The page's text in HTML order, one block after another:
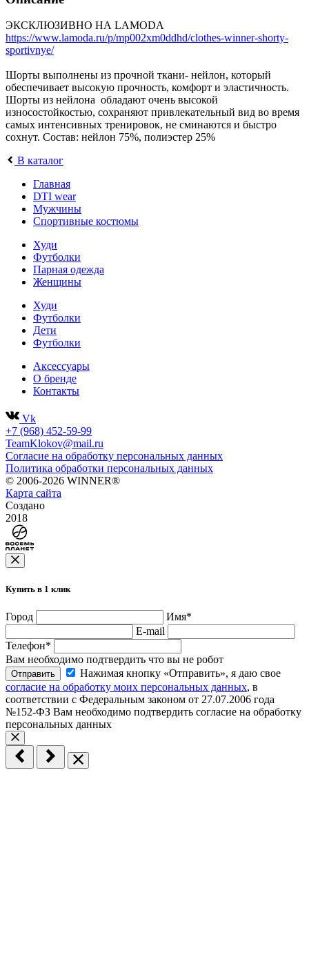
ЭКСКЛЮЗИВНО НА LAMODA
https://www.lamoda.ru/p/mp002xm0ddhd/clothes-winner-shorty-
sportivnye/
Шорты выполнены из прочной ткани- нейлон, который
обеспечивает высокую прочность, комфорт и эластичность.
Шорты из нейлона обладают очень высокой
износостойкостью, сохраняют привлекательный вид во время
самых интенсивных тренировок, не сминаются и быстро
сохнут. Состав: нейлон 75%, полиэстер 25%
В каталог
Главная
DTI wear
Мужчины
Спортивные костюмы
Худи
Футболки
Парная одежда
Женщины
Худи
Футболки
Дети
Футболки
Аксессуары
О бренде
Контакты
Vk
+7 (968) 452-59-99
TeamKlokov@mail.ru
Согласие на обработку персональных данных
Политика обработки персональных данных
© 2006-2026 WINNER®
Карта сайта
Создано
2018
Купить в 1 клик
Город Имя*
E-mail
Телефон*
Вам необходимо подтвердить что вы не робот
Отправить
Нажимая кнопку «Отправить», я даю свое
согласие на обработку моих персональных данных, в
соответствии с Федеральным законом от 27.07.2006 года
№152-ФЗ Вам необходимо подтвердить согласие на обработку
персональных данных